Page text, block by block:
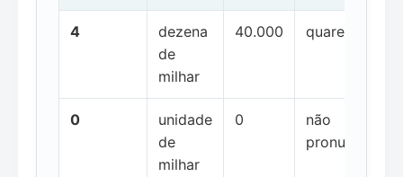
4
dezena
de
milhar
40.000 quarenta mil
0
unidade
de
milhar
0
não
pronunciada